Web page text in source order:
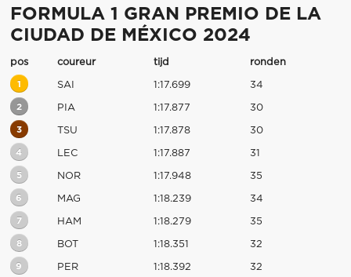
FORMULA 1 GRAN PREMIO DE LA
CIUDAD DE MÉXICO 2024
pos coureur tijd ronden
1 SAI 1:17.699 34
2 PIA 1:17.877 30
3 TSU 1:17.878 30
4 LEC 1:17.887 31
5 NOR 1:17.948 35
6 MAG 1:18.239 34
7 HAM 1:18.279 35
8 BOT 1:18.351 32
9 PER 1:18.392 32